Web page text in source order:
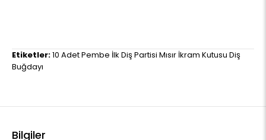
Etiketler:10 Adet Pembe İlk Diş Partisi Mısır İkram Kutusu Diş
Buğdayı
Bilgiler